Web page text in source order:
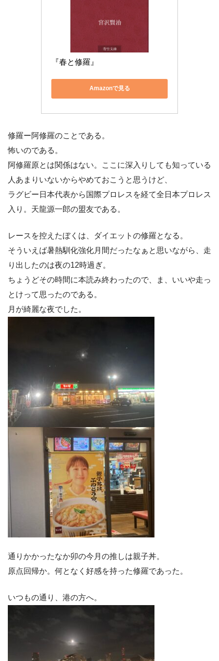
『春と修羅』
Amazonで見る
修羅ー阿修羅のことである。
怖いのである。
阿修羅原とは関係はない。ここに深入りしても知っている
人あまりいないからやめておこうと思うけど、
ラグビー日本代表から国際プロレスを経て全日本プロレス
入り。天龍源一郎の盟友である。
レースを控えたぼくは、ダイエットの修羅となる。
そういえば暑熱馴化強化月間だったなぁと思いながら、走
り出したのは夜の12時過ぎ。
ちょうどその時間に本読み終わったので、ま、いいや走っ
とけって思ったのである。
月が綺麗な夜でした。
通りかかったなか卯の今月の推しは親子丼。
原点回帰か。何となく好感を持った修羅であった。
いつもの通り、港の方へ。